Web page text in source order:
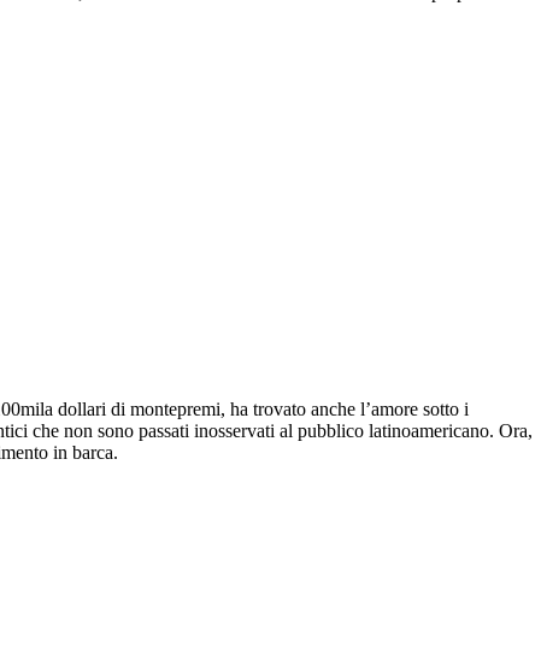
dollari di montepremi, ha trovato anche l’amore sotto i
che non sono passati inosservati al pubblico latinoamericano. Ora,
in barca.